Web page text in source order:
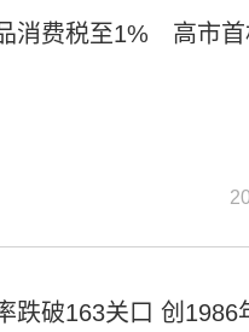
消费税至1% 高市
跌破163关口 创1986